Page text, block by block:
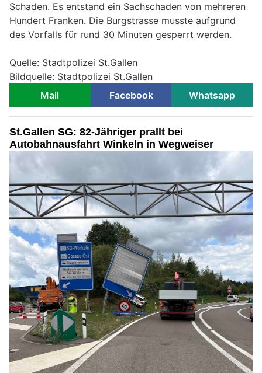
Schaden. Es entstand ein Sachschaden von mehreren
Hundert Franken. Die Burgstrasse musste aufgrund
des Vorfalls für rund 30 Minuten gesperrt werden.
Quelle: Stadtpolizei St.Gallen
Bildquelle: Stadtpolizei St.Gallen
Mail
Facebook Whatsapp
St.Gallen SG: 82-Jähriger prallt bei
Autobahnausfahrt Winkeln in Wegweiser